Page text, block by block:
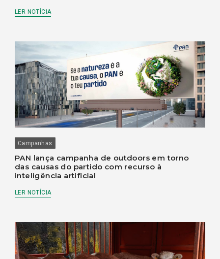
LER NOTÍCIA
Campanhas
PAN lança campanha de outdoors em torno
das causas do partido com recurso à
inteligência artificial
LER NOTÍCIA